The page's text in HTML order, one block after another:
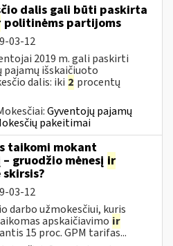
dalis gali būti paskirta
politinėms partijoms
03-12
2019 m. gali paskirti
pajamų išskaičiuoto
dalis: iki 2 procentų
Gyventojų pajamų
pakeitimai
taikomi mokant
gruodžio mėnesį ir
03-12
darbo užmokesčiui, kuris
apskaičiavimo ir
15 proc. GPM tarifas...